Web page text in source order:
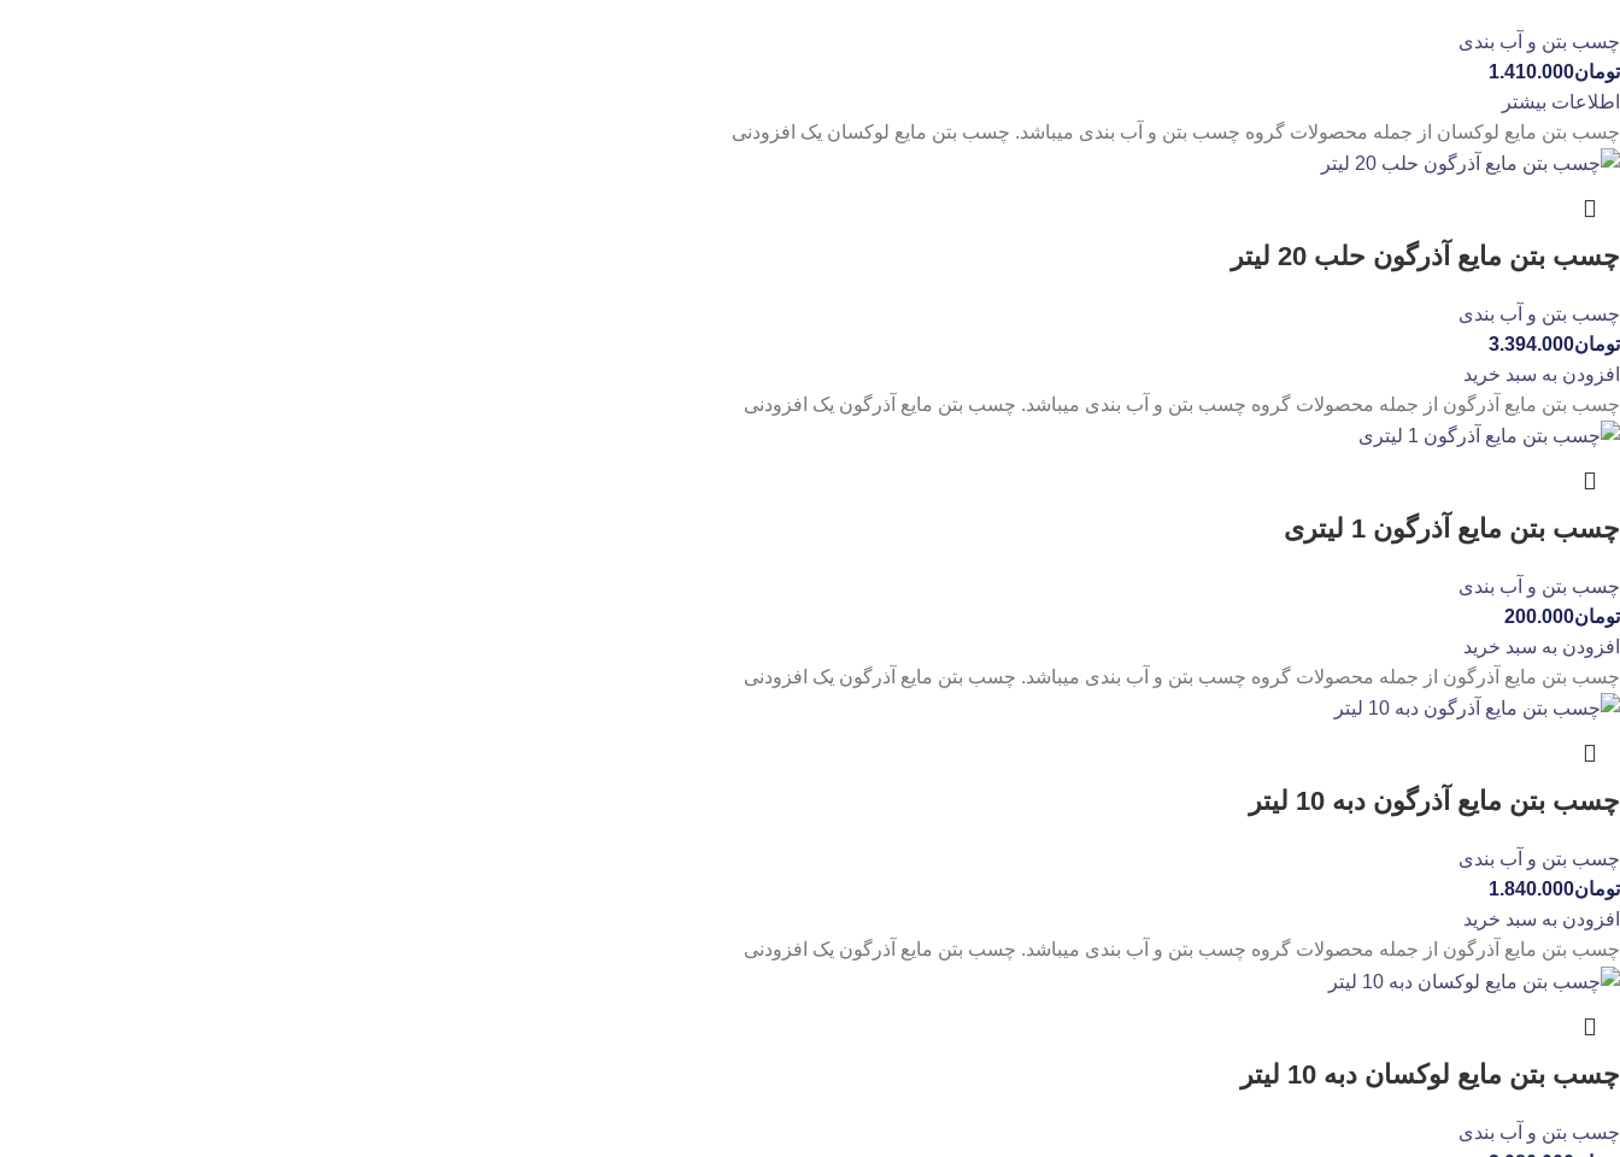
چسب بتن و آب بندی
تومان1.410.000
اطلاعات بیشتر
چسب بتن مایع لوکسان از جمله محصولات گروه چسب بتن و آب بندی میباشد. چسب بتن مایع لوکسان یک افزودنی
چسب بتن مایع آذرگون حلب 20 لیتر
چسب بتن و آب بندی
تومان3.394.000
افزودن به سبد خرید
چسب بتن مایع آذرگون از جمله محصولات گروه چسب بتن و آب بندی میباشد. چسب بتن مایع آذرگون یک افزودنی
چسب بتن مایع آذرگون 1 لیتری
چسب بتن و آب بندی
تومان200.000
افزودن به سبد خرید
چسب بتن مایع آذرگون از جمله محصولات گروه چسب بتن و آب بندی میباشد. چسب بتن مایع آذرگون یک افزودنی
چسب بتن مایع آذرگون دبه 10 لیتر
چسب بتن و آب بندی
تومان1.840.000
افزودن به سبد خرید
چسب بتن مایع آذرگون از جمله محصولات گروه چسب بتن و آب بندی میباشد. چسب بتن مایع آذرگون یک افزودنی
چسب بتن مایع لوکسان دبه 10 لیتر
چسب بتن و آب بندی